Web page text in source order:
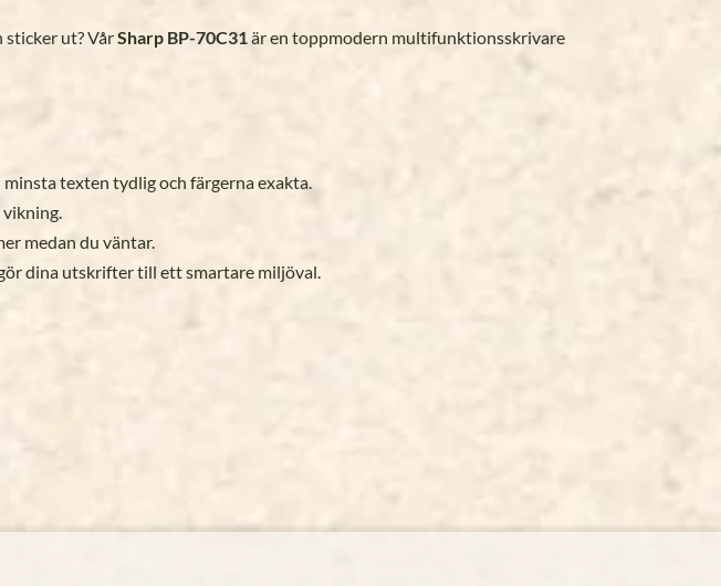
ut? VårSharp BP-70C31är en toppmodern multifunktionsskrivare
texten tydlig och färgerna exakta.
vikning.
medan du väntar.
dina utskrifter till ett smartare miljöval.